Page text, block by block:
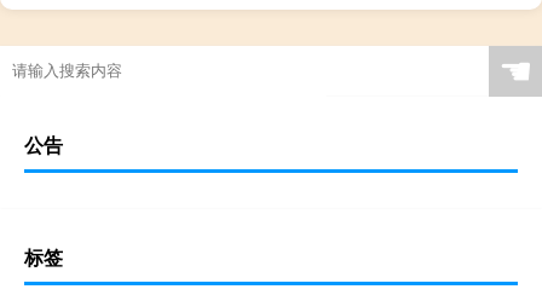
☚
公告
标签